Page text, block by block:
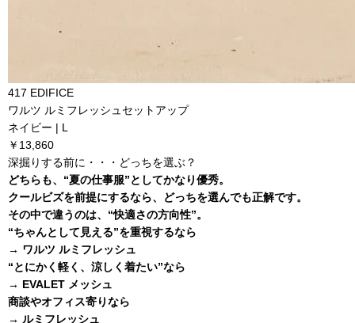
417 EDIFICE
ワルツ ルミフレッシュセットアップ
ネイビー | L
￥13,860
深掘りする前に・・・どっちを選ぶ？
どちらも、“夏の仕事服”としてかなり優秀。
クールビズを前提にするなら、どっちを選んでも正解です。
その中で違うのは、“快適さの方向性”。
“ちゃんとして見える”を重視するなら
→ ワルツ ルミフレッシュ
“とにかく軽く、涼しく着たい”なら
→ EVALET メッシュ
商談やオフィス寄りなら
→ ルミフレッシュ